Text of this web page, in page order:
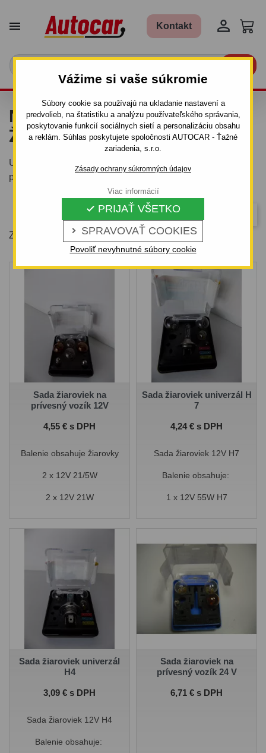
Vážime si vaše súkromie
Súbory cookie sa používajú na ukladanie nastavení a
predvolieb, na štatistiku a analýzu používateľského správania,
poskytovanie funkcií sociálnych sietí a personalizáciu obsahu
a reklám. Súhlas poskytujete spoločnosti AUTOCAR - Ťažné
zariadenia, s.r.o.
Zásady ochrany súkromných údajov
 SPRAVOVAŤ COOKIES
 PRIJAŤ VŠETKO
Povoliť nevyhnutné súbory cookie
Viac informácií
 Kontakt 
NÁHRADNÉ SADY
ŽIAROVIEK
Univerzálna súprava náhradných žiaroviek pre osvetlenie
prívesu.
Dôležitosť
Zobrazuje sa 1-4 z 4 položiek
Sada žiaroviek na
prívesný vozík 12V
Cena
4,55 € s DPH
Balenie obsahuje žiarovky
2 x 12V 21/5W
2 x 12V 21W
Sada žiaroviek univerzál H
7
Cena
4,24 € s DPH
Sada žiaroviek 12V H7
Balenie obsahuje:
1 x 12V 55W H7
1 x 12V 5W
1 x 12V 5W
Poistky 10A, 15A, 20A
Sada žiaroviek univerzál
H4
Cena
3,09 € s DPH
Sada žiaroviek 12V H4
Balenie obsahuje:
Sada žiaroviek na
prívesný vozík 24 V
Cena
6,71 € s DPH